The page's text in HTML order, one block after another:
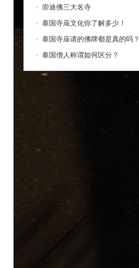
崇迪佛三大名寺
泰国寺庙文化你了解多少！
泰国寺庙请的佛牌都是真的吗？
泰国僧人称谓如何区分？